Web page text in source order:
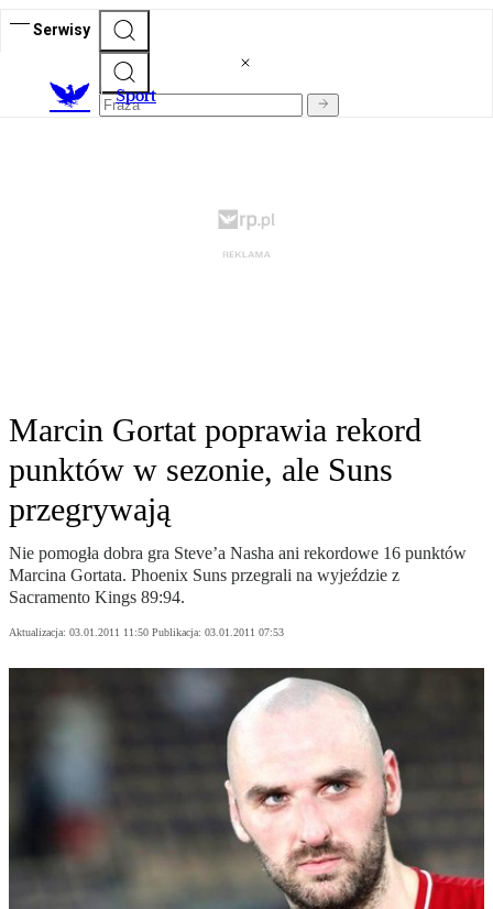
Serwisy
Sport
Marcin Gortat poprawia rekord
punktów w sezonie, ale Suns
przegrywają
Nie pomogła dobra gra Steve’a Nasha ani rekordowe 16 punktów
Marcina Gortata. Phoenix Suns przegrali na wyjeździe z
Sacramento Kings 89:94.
Aktualizacja: 03.01.2011 11:50 Publikacja: 03.01.2011 07:53